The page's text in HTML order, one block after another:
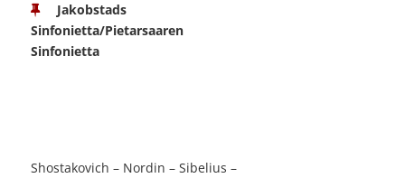
Jakobstads
Sinfonietta/Pietarsaaren
Sinfonietta
Shostakovich – Nordin – Sibelius –